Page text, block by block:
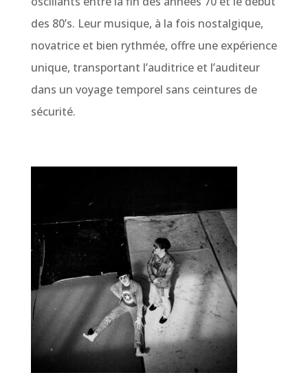
des 80’s. Leur musique, à la fois nostalgique,
novatrice et bien rythmée, offre une expérience
unique, transportant l’auditrice et l’auditeur
dans un voyage temporel sans ceintures de
sécurité.